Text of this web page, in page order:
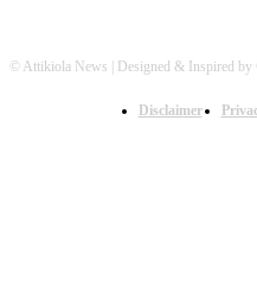
© Attikiola News | Designed & Inspired by
Disclaimer